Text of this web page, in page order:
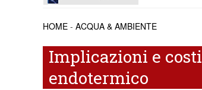
HOME - ACQUA & AMBIENTE
Implicazioni e
endotermico